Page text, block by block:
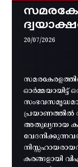
20/07/2026
പ്രയാണത്തിൽ
അതുല്യനായ
കരങ്ങളായി